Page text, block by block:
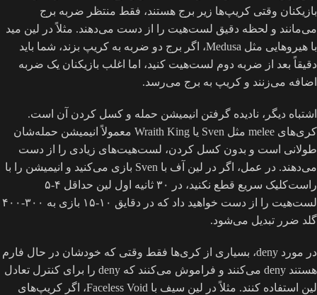
بازیکنان وقتی کریپ‌ها زیر برج هستند، فقط منتظر ضربه برج
می‌مانند و لحظه دقیق لست‌هیت را از دست می‌دهند. مثلاً در لین مید
با هیروهایی مثل Medusa، اگر برج دو ضربه به کریپ بزند، شما باید
دقیقاً بعد از ضربه دوم لست‌هیت کنید، اما اغلب بازیکنان یک ضربه
اضافه می‌زنند و کریپ به برج می‌رسد.
اشتباه دیگر، نادیده گرفتن انیمیشن حمله و کسل کردن آن است.
کری‌های melee مثل Sven یا Wraith King معمولاً انیمیشن حمله‌شان
طولانی است و بدون کسل کردن، لست‌هیت‌های زیادی را از دست
می‌دهند. در عمل، اگر در لین آف با Sven بازی می‌کنید و انیمیشن را با
راست‌کلیک سریع قطع نکنید، در ۳۰ ثانیه اول لین حداقل ۴-۵
لست‌هیت را از دست خواهید داد که در دقایق ۱۰-۱۵ بازی به ۳۰۰-۴۰۰
گلد ضرر تبدیل می‌شود.
در مورد deny، بسیاری از کری‌ها فقط وقتی که خودشان در حال فارم
هستند deny می‌کنند و فراموش می‌کنند که deny را برای کنترل تعادل
لین استفاده کنند. مثلاً در لین سیف با Faceless Void، اگر کریپ‌های